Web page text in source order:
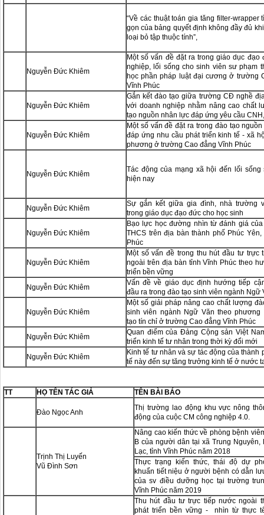
“Về các thuật toán gia tăng filter-wrapper
gọn của bảng quyết định không đầy đủ
loại bỏ tập thuộc tính”,
Nguyễn Đức Khiêm
Một số vấn đề đặt ra trong giáo dục đạo
nghiệp, lối sống cho sinh viên sư phạm
học phần pháp luật đại cương ở trường
Vĩnh Phúc
Nguyễn Đức Khiêm
Gắn kết đào tạo giữa trường CĐ nghề
với doanh nghiệp nhằm nâng cao chất
tạo nguồn nhân lực đáp ứng yêu cầu
Nguyễn Đức Khiêm
Một số vấn đề đặt ra trong đào tạo
đáp ứng nhu cầu phát triển kinh tế - xã
phương ở trường Cao đẳng Vĩnh Phúc
Nguyễn Đức Khiêm
Tác động của mạng xã hội đến lối sống
hiện nay
Nguyễn Đức Khiêm
Sự gắn kết giữa gia đình, nhà trường
trong giáo dục đạo đức cho học sinh
Nguyễn Đức Khiêm
Bạo lực học đường nhìn từ đánh giá
THCS trên địa bàn thành phố Phúc Yên,
Phúc
Nguyễn Đức Khiêm
Một số vấn đề trong thu hút đầu tư trực
ngoài trên địa bàn tỉnh Vĩnh Phúc theo
triển bền vững
Nguyễn Đức Khiêm
Vấn đề về giáo dục định hướng tiếp
đầu ra trong đào tạo sinh viên ngành Ngữ
Nguyễn Đức Khiêm
Một số giải pháp nâng cao chất lượng
sinh viên ngành Ngữ Văn theo phương
tạo tín chỉ ở trường Cao đẳng Vĩnh Phúc
Nguyễn Đức Khiêm
Quan điểm của Đảng Cộng sản Việt
triển kinh tế tư nhân trong thời kỳ đổi mới
Nguyễn Đức Khiêm
Kinh tế tư nhân và sự tác động của thành
tế này đến sự tăng trưởng kinh tế ở nước
TT HỌ TÊN TÁC GIẢ TÊN BÀI BÁO
Đào Ngọc Anh
Thị trường lao động khu vực nông
động của cuộc CM công nghiệp 4.0.
Trịnh Thị Luyến
Vũ Đình Sơn
Nâng cao kiến thức về phòng bệnh
B của người dân tại xã Trung Nguyên,
Lạc, tỉnh Vĩnh Phúc năm 2018
Thực trạng kiến thức, thái độ dự
khuẩn tiết niệu ở người bệnh có dẫn
của sv điều dưỡng học tại trường
Vĩnh Phúc năm 2019
Thu hút đầu tư trực tiếp nước ngoài
phát triển bền vững - nhìn từ thực